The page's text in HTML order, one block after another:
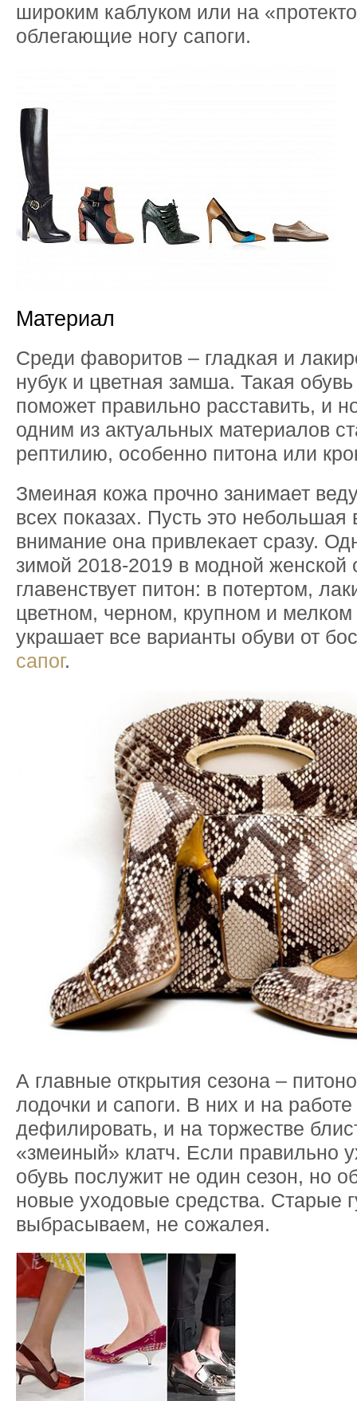
широким каблуком или на
облегающие ногу сапоги.
Материал
Среди фаворитов – гладкая и
нубук и цветная замша. Такая
поможет правильно расставить, и
одним из актуальных материалов
рептилию, особенно питона или
Змеиная кожа прочно занимает
всех показах. Пусть это небольшая
внимание она привлекает сразу.
зимой 2018-2019 в модной женской
главенствует питон: в потертом,
цветном, черном, крупном и мелком
украшает все варианты обуви от
сапог.
А главные открытия сезона –
лодочки и сапоги. В них и на
дефилировать, и на торжестве
«змеиный» клатч. Если правильно
обувь послужит не один сезон, но
новые уходовые средства. Старые
выбрасываем, не сожалея.